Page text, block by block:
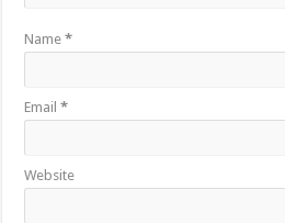
Name*
Email*
Website